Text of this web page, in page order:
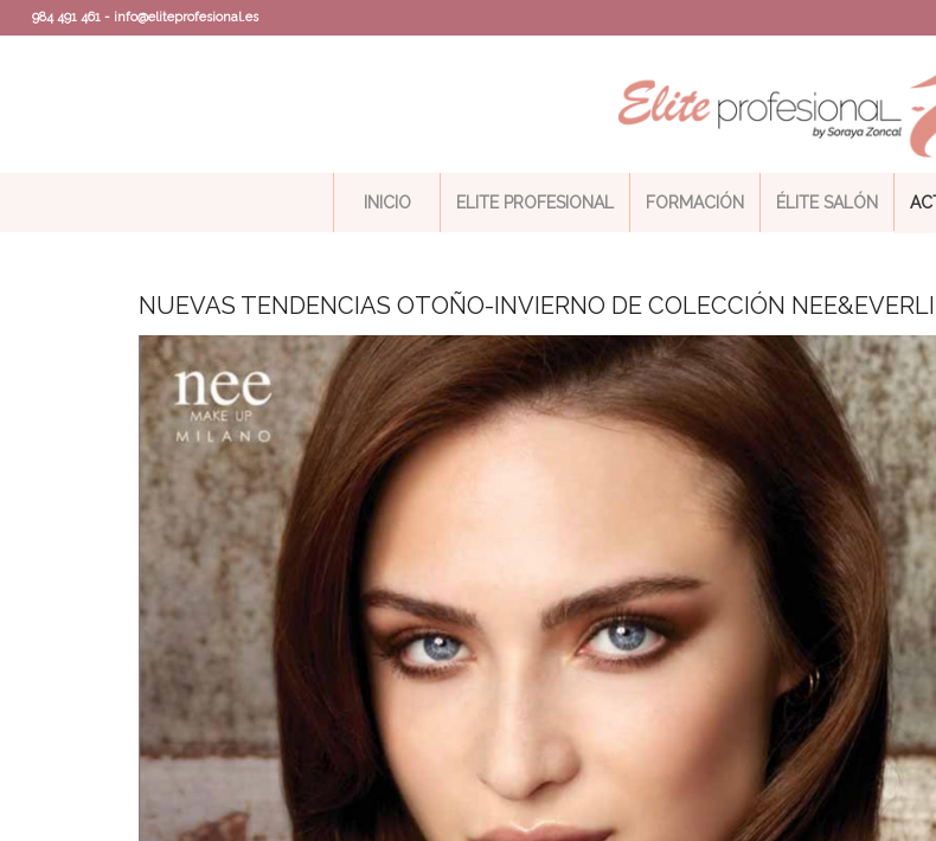
984 491 461 - info@eliteprofesional.es
INICIO ELITE PROFESIONAL FORMACIÓN ÉLITE SALÓN
NUEVAS TENDENCIAS OTOÑO-INVIERNO DE COLECCIÓN